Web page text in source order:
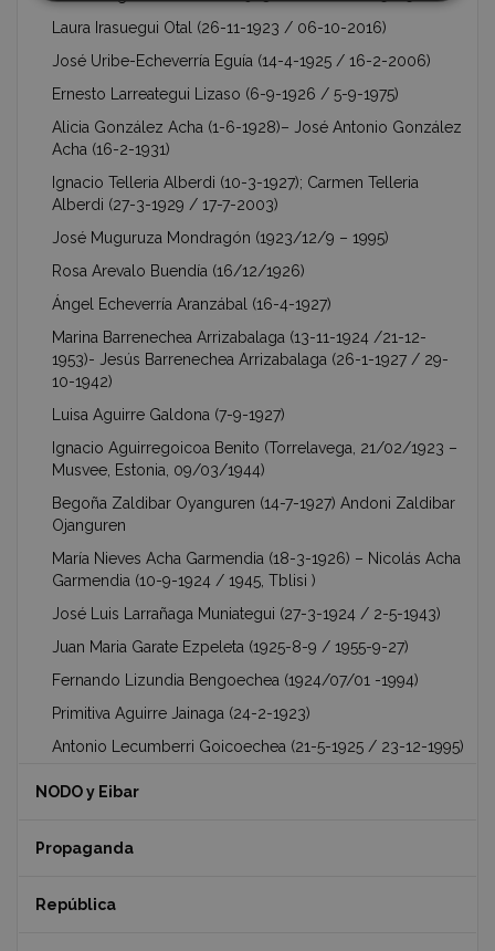
Laura Irasuegui Otal (26-11-1923 / 06-10-2016)
José Uribe-Echeverría Eguía (14-4-1925 / 16-2-2006)
Ernesto Larreategui Lizaso (6-9-1926 / 5-9-1975)
Alicia González Acha (1-6-1928)– José Antonio González
Acha (16-2-1931)
Ignacio Telleria Alberdi (10-3-1927); Carmen Telleria
Alberdi (27-3-1929 / 17-7-2003)
José Muguruza Mondragón (1923/12/9 – 1995)
Rosa Arevalo Buendía (16/12/1926)
Ángel Echeverría Aranzábal (16-4-1927)
Marina Barrenechea Arrizabalaga (13-11-1924 /21-12-
1953)- Jesús Barrenechea Arrizabalaga (26-1-1927 / 29-
10-1942)
Luisa Aguirre Galdona (7-9-1927)
Ignacio Aguirregoicoa Benito (Torrelavega, 21/02/1923 –
Musvee, Estonia, 09/03/1944)
Begoña Zaldibar Oyanguren (14-7-1927) Andoni Zaldibar
Ojanguren
María Nieves Acha Garmendia (18-3-1926) – Nicolás Acha
Garmendia (10-9-1924 / 1945, Tblisi )
José Luis Larrañaga Muniategui (27-3-1924 / 2-5-1943)
Juan Maria Garate Ezpeleta (1925-8-9 / 1955-9-27)
Fernando Lizundia Bengoechea (1924/07/01 -1994)
Primitiva Aguirre Jainaga (24-2-1923)
Antonio Lecumberri Goicoechea (21-5-1925 / 23-12-1995)
NODO y Eibar
Propaganda
República